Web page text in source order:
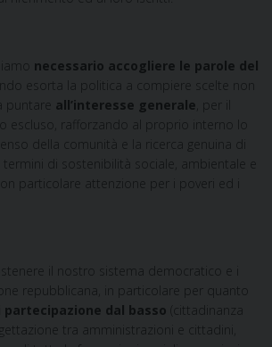
necessario accogliere le parole del
esorta la politica a compiere scelte non
puntare all’interesse generale , per il
escluso, rafforzando al proprio interno lo
della comunità e la ricerca genuina di
di sostenibilità sociale, ambientale e
particolare attenzione per i poveri ed i
il nostro sistema democratico e i
repubblicana, in particolare per quanto
partecipazione dal basso (cittadinanza
tra amministrazioni e cittadini,